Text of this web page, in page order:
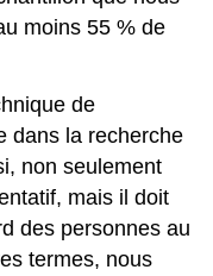
moins 55 % de
de
dans la recherche
non seulement
mais il doit
des personnes au
termes, nous